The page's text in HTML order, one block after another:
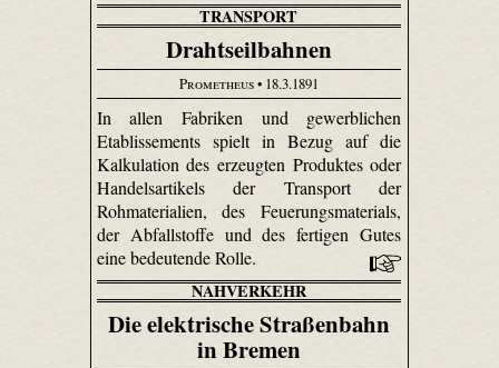
TRANSPORT
Drahtseilbahnen
Prometheus• 18.3.1891
In allen Fabriken und gewerblichen
Etablissements spielt in Bezug auf die
Kalkulation des erzeugten Produktes oder
Handelsartikels der Transport der
Rohmaterialien, des Feuerungsmaterials,
der Abfallstoffe und des fertigen Gutes
eine bedeutende Rolle.
NAHVERKEHR
Die elektrische Straßenbahn
in Bremen